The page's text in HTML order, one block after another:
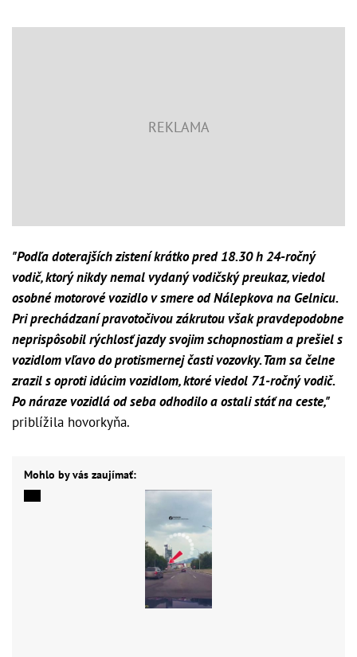
"Podľa doterajších zistení krátko pred 18.30 h 24-ročný
vodič, ktorý nikdy nemal vydaný vodičský preukaz, viedol
osobné motorové vozidlo v smere od Nálepkova na Gelnicu.
Pri prechádzaní pravotočivou zákrutou však pravdepodobne
neprispôsobil rýchlosť jazdy svojim schopnostiam a prešiel s
vozidlom vľavo do protismernej časti vozovky. Tam sa čelne
zrazil s oproti idúcim vozidlom, ktoré viedol 71-ročný vodič.
Po náraze vozidlá od seba odhodilo a ostali stáť na ceste,"
priblížila hovorkyňa.
Mohlo by vás zaujímať: